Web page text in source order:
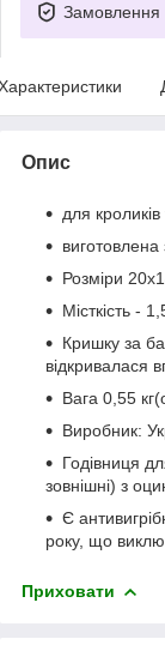
Замовлення
Опис
для кроликів
Розміри
Місткість -
Кришку за
відкривалася
Вага 0,55
Виробник:
Годівниця
зовнішні) з
Є
року, що
Приховати